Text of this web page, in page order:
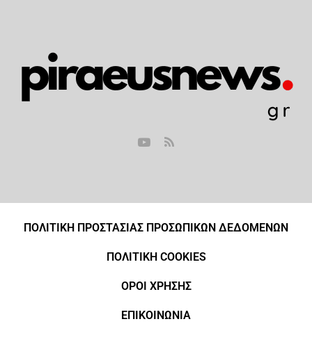
ΠΟΛΙΤΙΚΗ ΠΡΟΣΤΑΣΙΑΣ ΠΡΟΣΩΠΙΚΩΝ ΔΕΔΟΜΕΝΩΝ
ΠΟΛΙΤΙΚΗ COOKIES
ΟΡΟΙ ΧΡΗΣΗΣ
ΕΠΙΚΟΙΝΩΝΙΑ